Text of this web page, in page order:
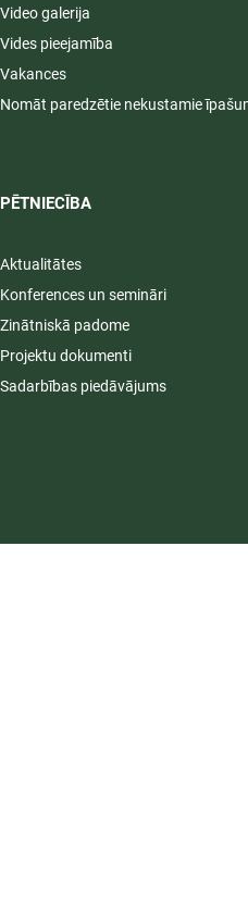
Video galerija
Vides pieejamība
Vakances
Nomāt paredzētie nekustamie
PĒTNIECĪBA
Aktualitātes
Konferences un semināri
Zinātniskā padome
Projektu dokumenti
Sadarbības piedāvājums